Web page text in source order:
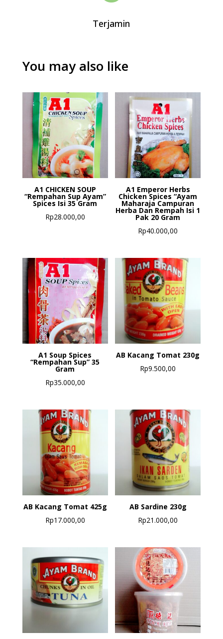
Terjamin
You may also like
A1 CHICKEN SOUP
“Rempahan Sup Ayam”
Spices Isi 35 Gram
Rp28.000,00
A1 Emperor Herbs
Chicken Spices “Ayam
Maharaja Campuran
Herba Dan Rempah Isi 1
Pak 20 Gram
Rp40.000,00
A1 Soup Spices
“Rempahan Sup” 35
Gram
Rp35.000,00
AB Kacang Tomat 230g
Rp9.500,00
AB Kacang Tomat 425g
Rp17.000,00
AB Sardine 230g
Rp21.000,00